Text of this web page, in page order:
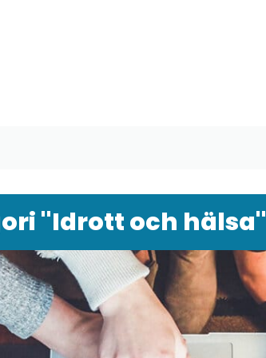
"Idrott och hälsa"